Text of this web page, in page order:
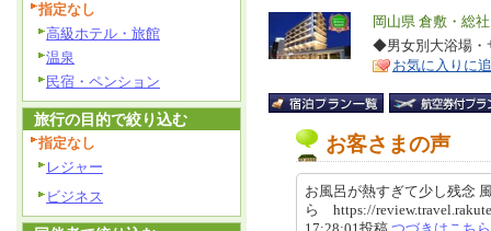
エ
リ
ア
岡山県 倉敷・総
特
徴
◆男女別大浴場・
お気に入りに
お客さまの声
お風呂が熱すぎて少し残念
ら https://
指定なし
高級ホテル・旅館
温泉
民宿・ペンション
旅行の目的で絞り込む
指定なし
レジャー
ビジネス